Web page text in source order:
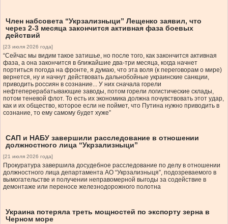
Член набсовета “Укрзализныци” Лещенко заявил, что
через 2-3 месяца закончится активная фаза боевых
действий
[23 июля 2026 года]
“Сейчас мы видим такое затишье, но после того, как закончится активная
фаза, а она закончится в ближайшие два-три месяца, когда начнет
портиться погода на фронте, я думаю, что эта воля (к переговорам о мире)
вернется, ну и начнут действовать дальнобойные украинские санкции,
приводить россиян в сознание... У них сначала горели
нефтеперерабатывающие заводы, потом горели логистические склады,
потом теневой флот. То есть их экономика должна почувствовать этот удар,
как и их общество, которое если не поймет, что Путина нужно приводить в
сознание, то ему самому будет хуже”
САП и НАБУ завершили расследование в отношении
должностного лица “Укрзализныци”
[21 июля 2026 года]
Прокуратура завершила досудебное расследование по делу в отношении
должностного лица департамента АО “Укрзализныця”, подозреваемого в
вымогательстве и получении неправомерной выгоды за содействие в
демонтаже или переносе железнодорожного полотна
Украина потеряла треть мощностей по экспорту зерна в
Черном море